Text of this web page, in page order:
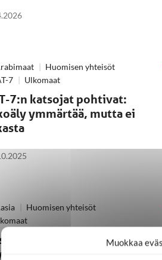
Muokkaa
Huomisen yhteisöt
7
Ulkomaat
7:n katsojat pohtivat:
ymmärtää, mutta ei
Huomisen yhteisöt
media auttaa
etsijöitä